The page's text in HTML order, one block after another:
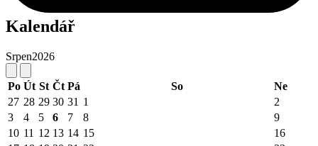
Kalendář
Srpen2026
Po Út St Čt Pá So
Ne
27 28 29 30 31 1
2
3
4 5 6 7 8
9
10 11 12 13 14 15
16